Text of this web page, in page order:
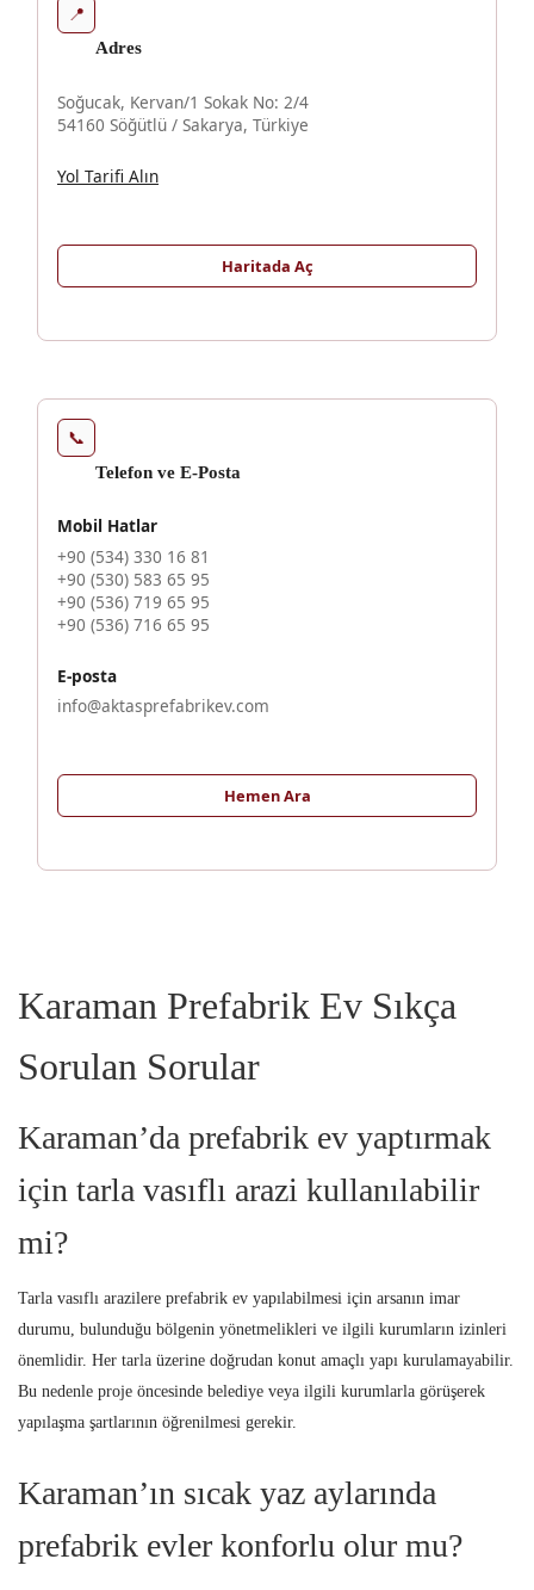
📍
Adres
Soğucak, Kervan/1 Sokak No: 2/4
54160 Söğütlü / Sakarya, Türkiye
Yol Tarifi Alın
Haritada Aç
📞
Telefon ve E-Posta
Mobil Hatlar
+90 (534) 330 16 81
+90 (530) 583 65 95
+90 (536) 719 65 95
+90 (536) 716 65 95
E-posta
info@aktasprefabrikev.com
Hemen Ara
Karaman Prefabrik Ev Sıkça
Sorulan Sorular
Karaman’da prefabrik ev yaptırmak
için tarla vasıflı arazi kullanılabilir
mi?
Tarla vasıflı arazilere prefabrik ev yapılabilmesi için arsanın imar
durumu, bulunduğu bölgenin yönetmelikleri ve ilgili kurumların izinleri
önemlidir. Her tarla üzerine doğrudan konut amaçlı yapı kurulamayabilir.
Bu nedenle proje öncesinde belediye veya ilgili kurumlarla görüşerek
yapılaşma şartlarının öğrenilmesi gerekir.
Karaman’ın sıcak yaz aylarında
prefabrik evler konforlu olur mu?